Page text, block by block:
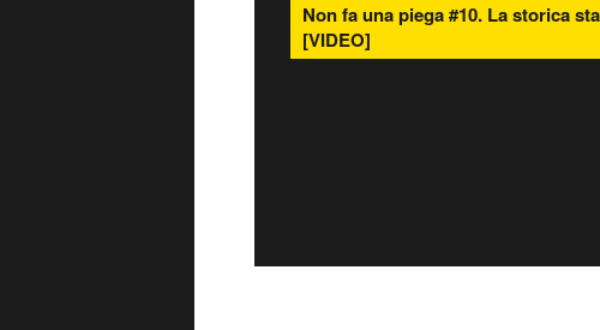
Non fa una piega #10. La storica
[VIDEO]